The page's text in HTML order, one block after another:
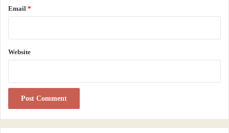
மருத்துவம் பார்த்தார்கள். இருந்தாலும் இறப்பு விகிதம் அதிகமாக இருந்தது.
இப்படியான சூழலில் சில இளம்பெண்கள் தங்கள் சமையலறையிலிருக்கும் சில
ஒரு ரகசியத்தை பேணிக்காத்தார்கள். இது ஆண் வர்கத்தை அவமதிப்பதாகவும்
மத நம்பிக்கைகளுக்கு எதிரானதாகவும் பார்க்கப்பட்டது. இந்தப் பெண்களை
பொதுவெளியில் வைத்து தண்டிக்க முயற்சித்தார்கள். தங்கள் ரகசியத்தை
Email *
Website